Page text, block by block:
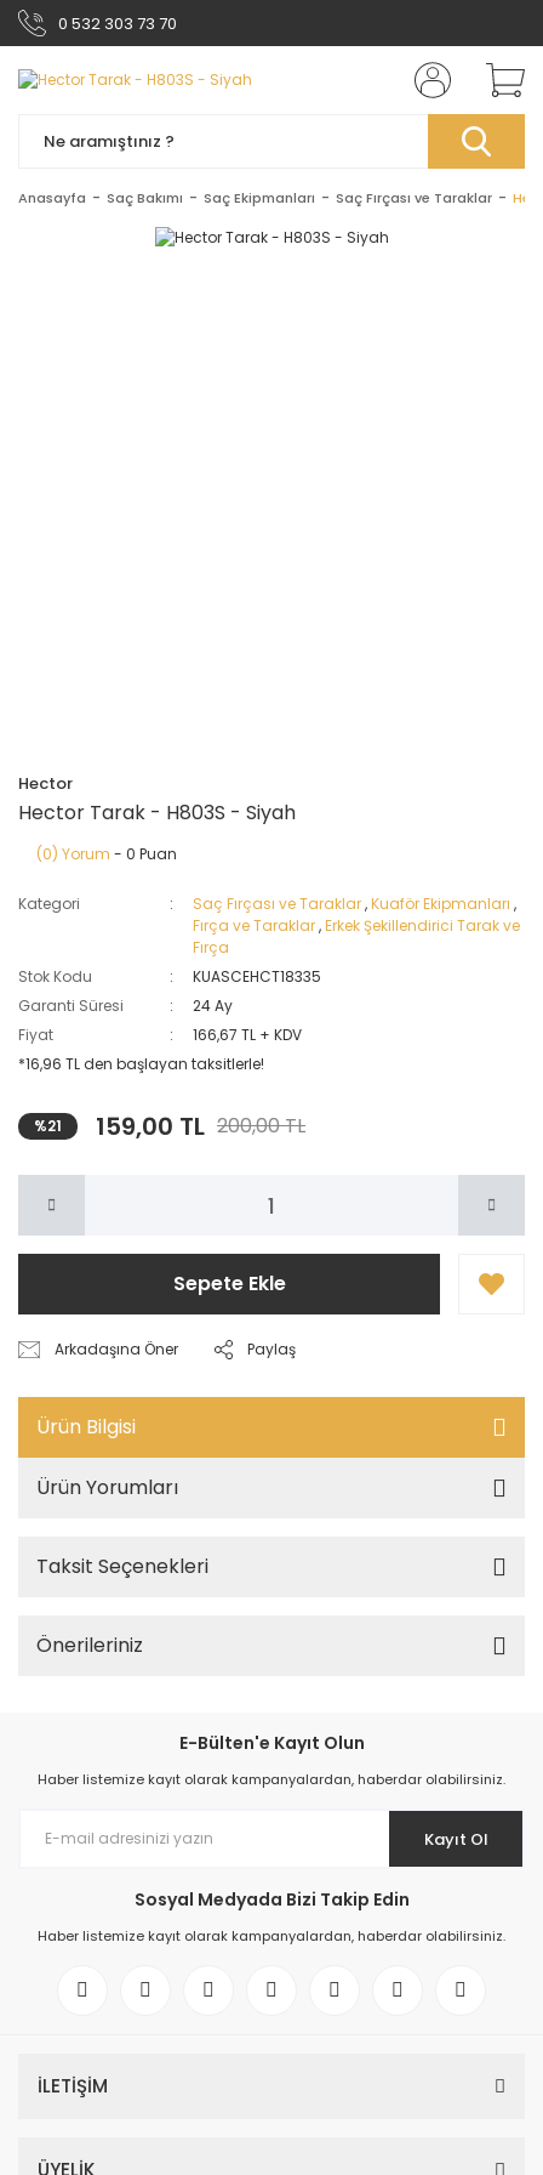
0 532 303 73 70
Anasayfa Saç Bakımı Saç Ekipmanları Saç Fırçası ve Taraklar
Hector
Hector Tarak - H803S - Siyah
(0) Yorum - 0 Puan
Kategori Saç Fırçası ve Taraklar,Kuaför Ekipmanları ,
Fırça ve Taraklar,Erkek Şekillendirici Tarak ve
Fırça
Stok Kodu
KUASCEHCT18335
Garanti Süresi
24 Ay
Fiyat
166,67 TL + KDV
*16,96 TL den başlayan taksitlerle!
%21 159,00 TL 200,00 TL
Sepete Ekle
Arkadaşına Öner Paylaş
Ürün Bilgisi
Ürün Yorumları
Taksit Seçenekleri
Önerileriniz
E-Bülten'e Kayıt Olun
Haber listemize kayıt olarak kampanyalardan, haberdar olabilirsiniz.
Kayıt Ol
Sosyal Medyada Bizi Takip Edin
Haber listemize kayıt olarak kampanyalardan, haberdar olabilirsiniz.
İLETİŞİM
ÜYELİK